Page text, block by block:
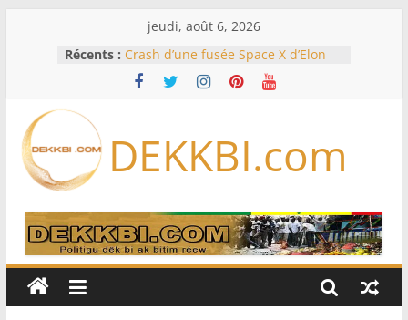
jeudi, août 6, 2026
Récents : Crash d’une fusée Space X d’Elon
Musk sur la Lune: entre pollution
spatiale et ouverture sur la
Diallo devrait assurer l’intérim des
Lions en septembre
sélectionneurs sur 10 déjà partis
Sécheresse: Faut-il stocker l’eau?
À Ceuta, le bilan des morts monte à
75 côté espagnol, 11 côté marocain
DEKKBI.com